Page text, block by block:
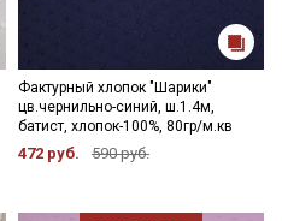
Фактурный хлопок "Шарики"
цв.чернильно-синий, ш.1.4м,
батист, хлопок-100%, 80гр/м.кв
472 руб. 590 руб.